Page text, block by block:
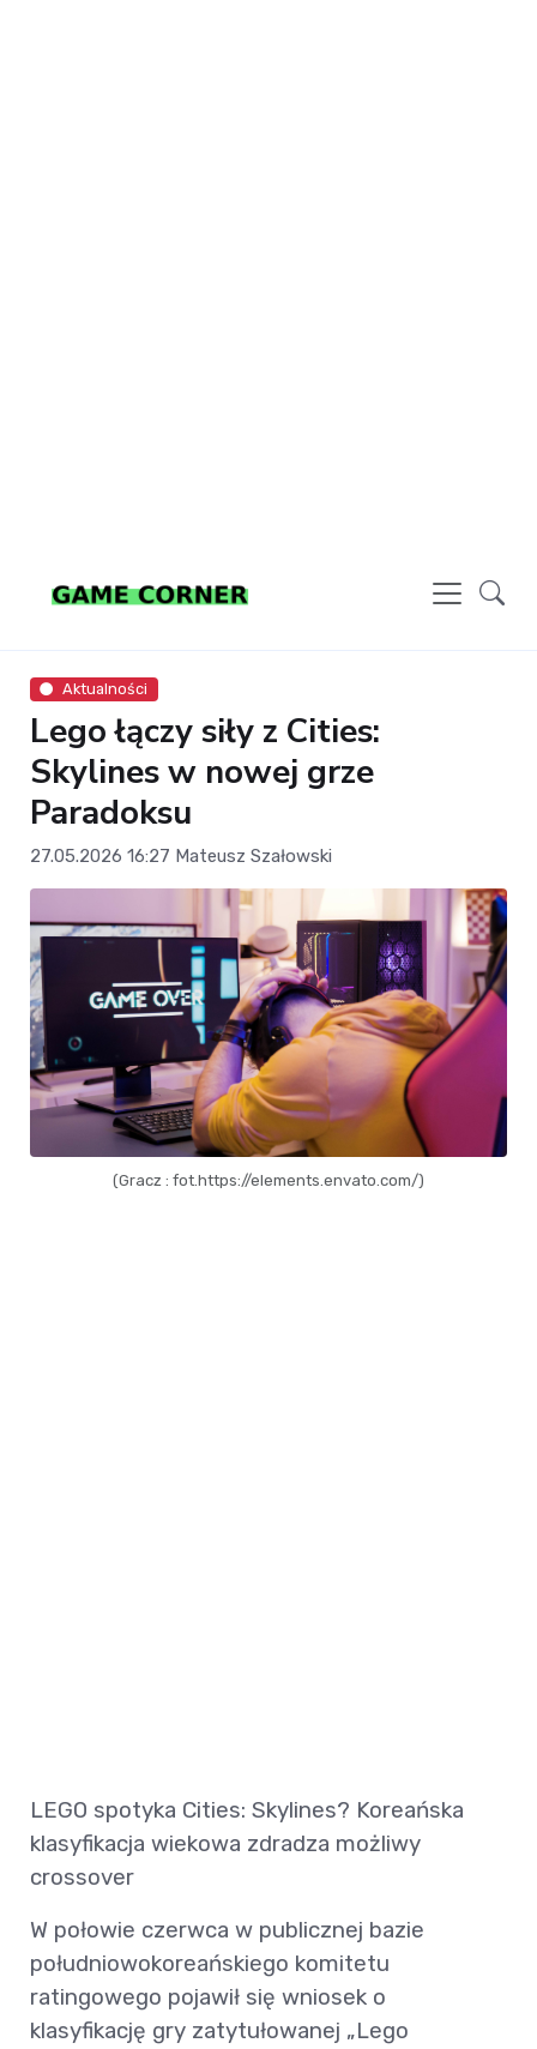
Aktualności
Lego łączy siły z Cities:
Skylines w nowej grze
Paradoksu
27.05.2026 16:27 Mateusz Szałowski
(Gracz : fot.https://elements.envato.com/)
LEGO spotyka Cities: Skylines? Koreańska
klasyfikacja wiekowa zdradza możliwy
crossover
W połowie czerwca w publicznej bazie
południowokoreańskiego komitetu
ratingowego pojawił się wniosek o
klasyfikację gry zatytułowanej „Lego